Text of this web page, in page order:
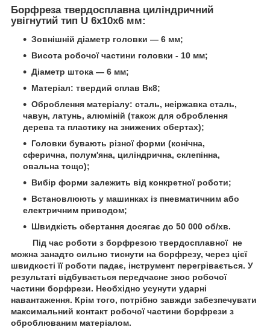
Борфреза твердосплавна циліндричний
увігнутий тип U 6х10х6 мм:
Зовнішній діаметр головки — 6 мм;
Висота робочої частини головки - 10 мм;
Діаметр штока — 6 мм;
Матеріал: твердий сплав Вк8;
Оброблення матеріалу: сталь, неіржавка сталь,
чавун, латунь, алюміній (також для оброблення
дерева та пластику на знижених обертах);
Головки бувають різної форми (конічна,
сферична, полум'яна, циліндрична, склепінна,
овальна тощо);
Вибір форми залежить від конкретної роботи;
Встановлюють у машинках із пневматичним або
електричним приводом;
Швидкість обертання досягає до 50 000 об/хв.
Під час роботи з борфрезою твердосплавної не
можна занадто сильно тиснути на борфрезу, через цієї
швидкості її роботи падає, інструмент перегрівається. У
результаті відбувається передчасне знос робочої
частини борфрези. Необхідно усунути ударні
навантаження. Крім того, потрібно завжди забезпечувати
максимальний контакт робочої частини борфрези з
оброблюваним матеріалом.